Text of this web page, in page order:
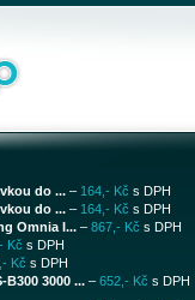
do ... – 164,- Kč s DPH
do ... – 164,- Kč s DPH
Omnia I... – 867,- Kč s DPH
Kč s DPH
Kč s DPH
3000 ... – 652,- Kč s DPH